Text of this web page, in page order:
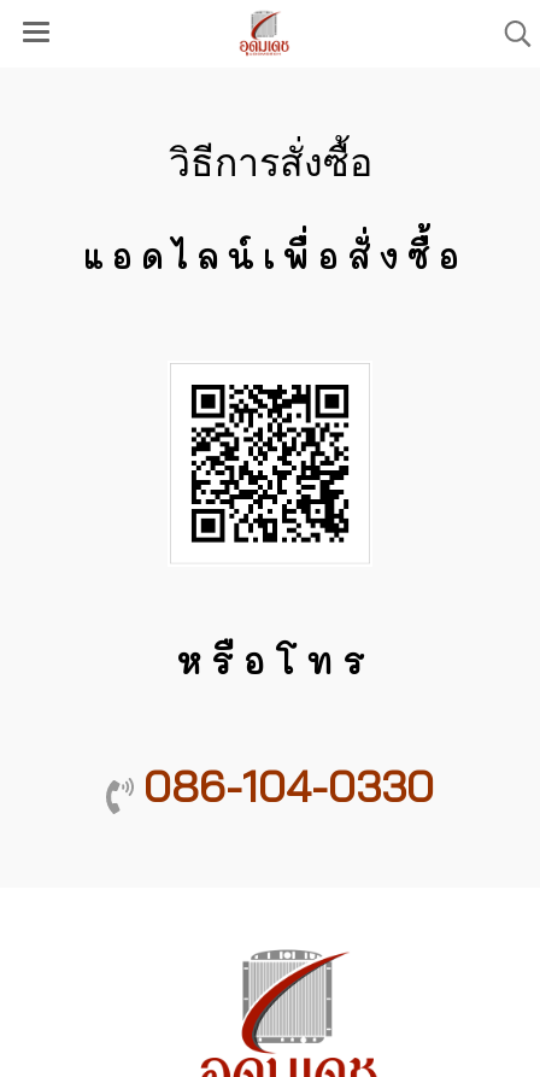
วิธีการสั่งซื้อ
แ อ ด ไ ล น์ เ พื่ อ สั่ ง ซื้ อ
ห รื อ โ ท ร
086-104-0330